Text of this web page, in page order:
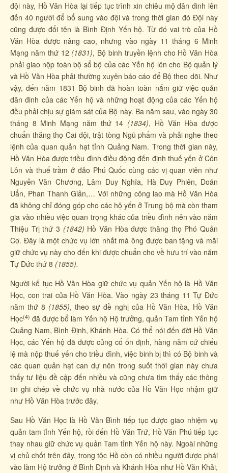
đội này, Hồ Văn Hòa lại tiếp tục trình xin chiêu mộ dân đinh lên
đến 40 người để bổ sung vào đội và trong thời gian đó Đội này
cũng được đổi tên là Bình Định Yến hộ. Từ đó vai trò của Hồ
Văn Hòa được nâng cao, nhưng vào ngày 11 tháng 6 Minh
Mạng năm thứ 12 (1831), Bộ binh truyền lệnh cho Hồ Văn Hòa
phải giao nộp toàn bộ sổ bộ của các Yến hộ lên cho Bộ quản lý
và Hồ Văn Hòa phải thường xuyên báo cáo để Bộ theo dõi. Như
vậy, đến năm 1831 Bộ binh đã hoàn toàn nắm giữ việc quản
dân đinh của các Yến hộ và những hoạt động của các Yến hộ
đều phải chịu sự giám sát của Bộ này. Ba năm sau, vào ngày 30
tháng 8 Minh Mạng năm thứ 14 (1834), Hồ Văn Hòa được
chuẩn thăng thọ Cai đội, trật tòng Ngũ phẩm và phải nghe theo
lệnh của quan quản hạt tỉnh Quảng Nam. Trong thời gian này,
Hồ Văn Hòa được triều đình điều động đến định thuế yến ở Côn
Lôn và thuế trầm ở đảo Phú Quốc cùng các vị quan viên như
Nguyễn Văn Chương, Lâm Duy Nghĩa, Hà Duy Phiên, Doãn
Uẩn, Phan Thanh Giản,… Với những công lao mà Hồ Văn Hòa
đã không chỉ đóng góp cho các hộ yến ở Trung bộ mà còn tham
gia vào nhiều việc quan trọng khác của triều đình nên vào năm
Thiệu Trị thứ 3 (1842) Hồ Văn Hòa được thăng thọ Phó Quản
Cơ. Đây là một chức vụ lớn nhất mà ông được ban tặng và mãi
giữ chức vụ này cho đến khi được chuẩn cho về hưu trí vào năm
Tự Đức thứ 8 (1855).
Người kế tục Hồ Văn Hòa giữ chức vụ quản Yến hộ là Hồ Văn
Học, con trai của Hồ Văn Hòa. Vào ngày 23 tháng 11 Tự Đức
năm thứ 8 (1855), theo sự đề nghị của Hồ Văn Hòa, Hồ Văn
Học(4) đã được bổ làm Yến hộ Hộ trưởng, quản Tam tỉnh Yến hộ
Quảng Nam, Bình Định, Khánh Hòa. Có thể nói đến đời Hồ Văn
Học, các Yến hộ đã được củng cố ổn định, hàng năm cứ chiếu
lệ mà nộp thuế yến cho triều đình, việc binh bị thì có Bộ binh và
các quan quản hạt can dự nên trong suốt thời gian này chưa
thấy tư liệu đề cập đến nhiều và cũng chưa tìm thấy các thông
tin ghi chép về chức vụ nhà nước của Hồ Văn Học nhậm giữ
như Hồ Văn Hòa trước đây.
Sau Hồ Văn Học là Hồ Văn Bình tiếp tục được giao nhiệm vụ
quản tam tỉnh Yến hộ, rồi đến Hồ Văn Trứ, Hồ Văn Phú tiếp tục
thay nhau giữ chức vụ quản Tam tỉnh Yến hộ này. Ngoài những
vị chủ chốt trên đây, trong tộc Hồ còn có nhiều người được phái
vào làm Hộ trưởng ở Bình Định và Khánh Hòa như Hồ Văn Khải,